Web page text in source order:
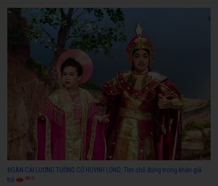
ĐOÀN CẢI LƯƠNG TUỒNG CỔ HUỲNH LONG: Tìm chỗ đứng trong khán giả
trẻ
4813